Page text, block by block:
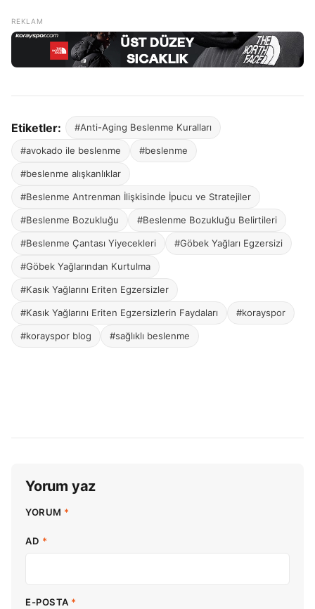
Etiketler: #Anti-Aging Beslenme Kuralları
#avokado ile beslenme #beslenme
#beslenme alışkanlıklar
#Beslenme Antrenman İlişkisinde İpucu ve Stratejiler
#Beslenme Bozukluğu #Beslenme Bozukluğu Belirtileri
#Beslenme Çantası Yiyecekleri #Göbek Yağları Egzersizi
#Göbek Yağlarından Kurtulma
#Kasık Yağlarını Eriten Egzersizler
#Kasık Yağlarını Eriten Egzersizlerin Faydaları #korayspor
#korayspor blog #sağlıklı beslenme
Yorum yaz
YORUM *
AD *
E-POSTA *